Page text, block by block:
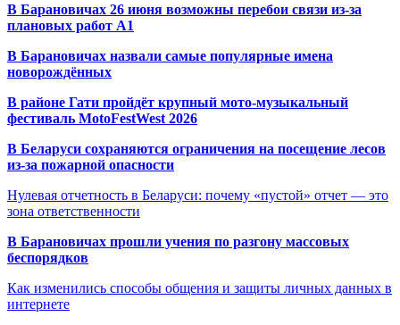
В Барановичах 26 июня возможны перебои связи из-за
плановых работ A1
В Барановичах назвали самые популярные имена
новорождённых
В районе Гати пройдёт крупный мото-музыкальный
фестиваль MotoFestWest 2026
В Беларуси сохраняются ограничения на посещение лесов
из-за пожарной опасности
Нулевая отчетность в Беларуси: почему «пустой» отчет — это
зона ответственности
В Барановичах прошли учения по разгону массовых
беспорядков
Как изменились способы общения и защиты личных данных в
интернете